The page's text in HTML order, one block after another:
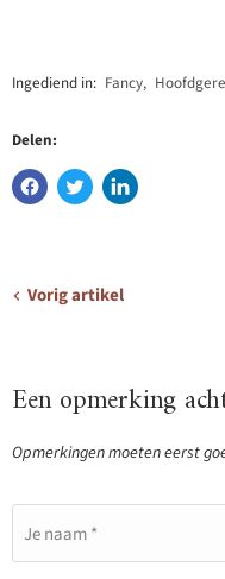
Ingediend in: Fancy,
Delen:
Vorig artikel
Een opmerking
Opmerkingen moeten eerst
Je naam *